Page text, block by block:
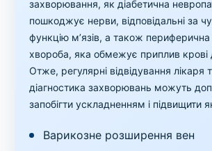
захворювання, як діабетична
пошкоджує нерви, відповідальні за
функцію м’язів, а також периферична
хвороба, яка обмежує приплив крові
Отже, регулярні відвідування лікаря
діагностика захворювань можуть
запобігти ускладненням і підвищити
Варикозне розширення вен